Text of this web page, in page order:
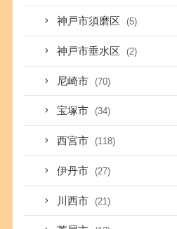
神戸市須磨区 (5)
神戸市垂水区 (2)
尼崎市 (70)
宝塚市 (34)
西宮市 (118)
伊丹市 (27)
川西市 (21)